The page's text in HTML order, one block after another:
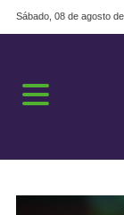
Sábado, 08 de agosto